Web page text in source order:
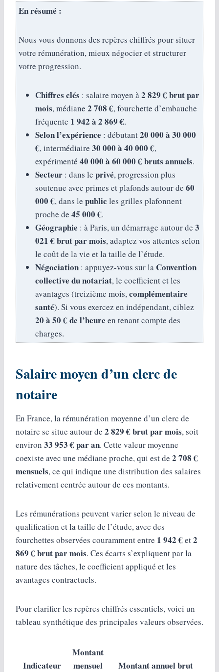
En résumé :
Nous vous donnons des repères chiffrés pour situer
votre rémunération, mieux négocier et structurer
votre progression.
Chiffres clés : salaire moyen à2 829 € brut par
mois, médiane 2 708 €, fourchette d’embauche
fréquente 1 942 à 2 869 €.
Selon l’expérience : débutant20 000 à 30 000
€, intermédiaire 30 000 à 40 000 €,
expérimenté 40 000 à 60 000 € bruts annuels.
Secteur : dans le privé, progression plus
soutenue avec primes et plafonds autour de 60
000 €, dans le public les grilles plafonnent
proche de 45 000 €.
Géographie : à Paris, un démarrage autour de 3
021 € brut par mois, adaptez vos attentes selon
le coût de la vie et la taille de l’étude.
Négociation : appuyez-vous sur la Convention
collective du notariat, le coefficient et les
avantages (treizième mois,complémentaire
santé). Si vous exercez en indépendant, ciblez
20 à 50 € de l’heure en tenant compte des
charges.
Salaire moyen d’un clerc de
notaire
En France, la rémunération moyenne d’un clerc de
notaire se situe autour de 2 829 € brut par mois, soit
environ 33 953 € par an. Cette valeur moyenne
coexiste avec une médiane proche, qui est de 2 708 €
mensuels, ce qui indique une distribution des salaires
relativement centrée autour de ces montants.
Les rémunérations peuvent varier selon le niveau de
qualification et la taille de l’étude, avec des
fourchettes observées couramment entre 1 942 €et2
869 € brut par mois. Ces écarts s’expliquent par la
nature des tâches, le coefficient appliqué et les
avantages contractuels.
Pour clarifier les repères chiffrés essentiels, voici un
tableau synthétique des principales valeurs observées.
Indicateur
Montant
mensuel
Montant annuel brut